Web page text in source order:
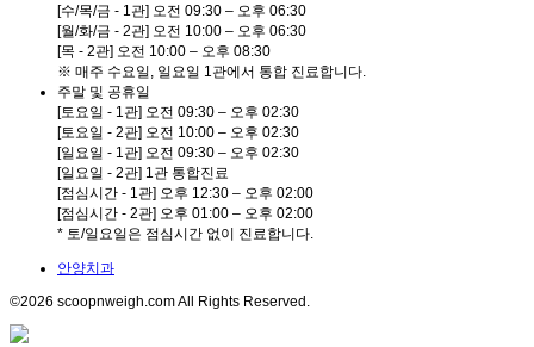
[수/목/금 - 1관] 오전 09:30 – 오후 06:30
[월/화/금 - 2관] 오전 10:00 – 오후 06:30
[목 - 2관] 오전 10:00 – 오후 08:30
※ 매주 수요일, 일요일 1관에서 통합 진료합니다.
주말 및 공휴일
[토요일 - 1관] 오전 09:30 – 오후 02:30
[토요일 - 2관] 오전 10:00 – 오후 02:30
[일요일 - 1관] 오전 09:30 – 오후 02:30
[일요일 - 2관] 1관 통합진료
[점심시간 - 1관] 오후 12:30 – 오후 02:00
[점심시간 - 2관] 오후 01:00 – 오후 02:00
* 토/일요일은 점심시간 없이 진료합니다.
안양치과
©2026 scoopnweigh.com All Rights Reserved.